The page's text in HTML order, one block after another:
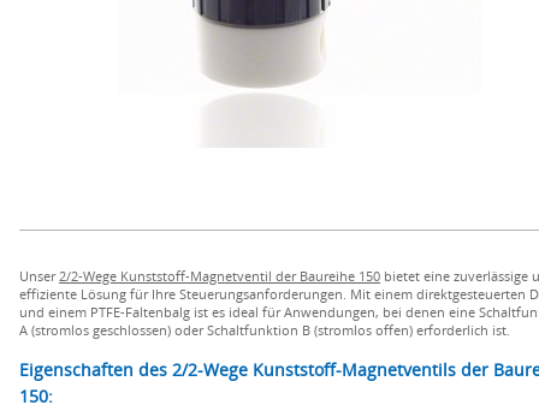
Unser2/2-Wege Kunststoff-Magnetventil der Baureihe 150 bietet eine zuverlässige
effiziente Lösung für Ihre Steuerungsanforderungen. Mit einem direktgesteuerten
und einem PTFE-Faltenbalg ist es ideal für Anwendungen, bei denen eine
A (stromlos geschlossen) oder Schaltfunktion B (stromlos offen) erforderlich ist.
Eigenschaften des 2/2-Wege Kunststoff-Magnetventils der
150: